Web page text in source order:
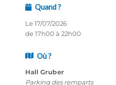
Quand ?
Le 17/07/2026
de 17h00 à 22h00
Où ?
Hall Gruber
Parking des remparts